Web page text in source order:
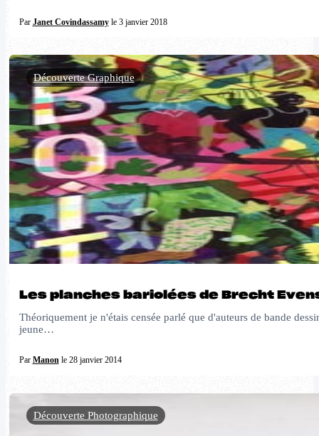
Par Janet Covindassamyle 3 janvier 2018
Les planches bariolées de Brecht
Théoriquement je n'étais censée parlé que d'auteurs de bande
jeune…
Par Manonle 28 janvier 2014
Découverte Graphique
Découverte Photographique